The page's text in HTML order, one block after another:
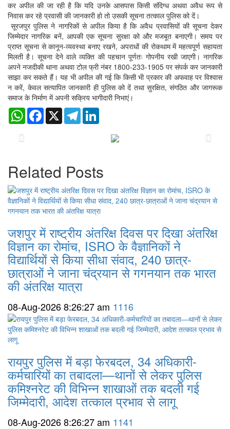
कर अपील की जा रही है कि यदि उनके आसपास किसी संदिग्ध अथवा अवैध रूप से
निवास कर रहे प्रवासी की जानकारी हो तो उसकी सूचना तत्काल पुलिस को दें।
सूरजपुर पुलिस ने नागरिकों से अपील किया है कि अवैध प्रवासियों की सूचना देकर
जिम्मेदार नागरिक बनें, आपकी एक सूचना सुरक्षा को और मजबूत बनाएगी। समय पर
प्राप्त सूचना से कानून-व्यवस्था बनाए रखने, अपराधों की रोकथाम में महत्वपूर्ण सहायता
मिलती है। सूचना देने वाले व्यक्ति की पहचान पूर्णतः गोपनीय रखी जाएगी। नागरिक
अपने नजदीकी थाना अथवा टोल फ्री नंबर 1800-233-1905 पर संपर्क कर जानकारी
साझा कर सकते हैं। यह भी अपील की गई कि किसी भी प्रकार की अफवाह पर विश्वास
न करें, केवल सत्यापित जानकारी ही पुलिस को दें तथा सुरक्षित, संगठित और जागरूक
समाज के निर्माण में अपनी सक्रिय भागीदारी निभाएं।
WhatsAppFacebook
X Telegram
Previous Next
Related Posts
जशपुर में राष्ट्रीय अंतरिक्ष दिवस पर दिखा अंतरिक्ष
विज्ञान का रोमांच, ISRO के वैज्ञानिकों ने
विद्यार्थियों से किया सीधा संवाद, 240 छात्र-
छात्राओं ने जाना चंद्रयान से गगनयान तक भारत
की अंतरिक्ष यात्रा
08-Aug-2026 8:26:27 am 1116
रायपुर पुलिस में बड़ा फेरबदल, 34 अधिकारी-
कर्मचारियों का तबादला—थानों से लेकर पुलिस
कमिश्नरेट की विभिन्न शाखाओं तक बदली गई
जिम्मेदारी, आदेश तत्काल प्रभाव से लागू
08-Aug-2026 8:26:27 am 1141